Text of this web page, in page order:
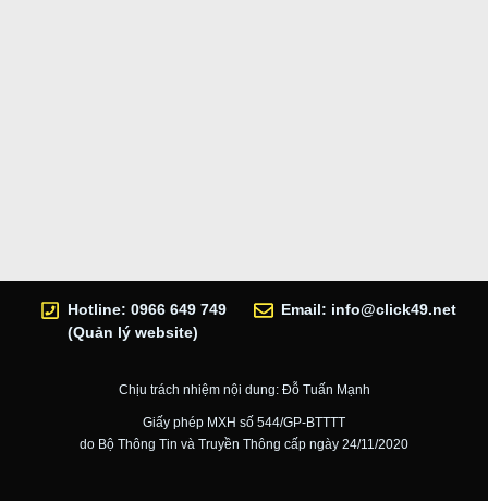
Hotline: 0966 649 749
(Quản lý website)
Email: info@click49.net
Chịu trách nhiệm nội dung: Đỗ Tuấn Mạnh
Giấy phép MXH số 544/GP-BTTTT
do Bộ Thông Tin và Truyền Thông cấp ngày 24/11/2020